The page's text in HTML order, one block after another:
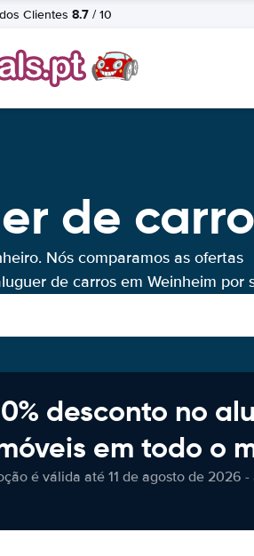
Clientes 8.7 / 10
de
Nós comparamos as ofertas
de carros em Weinheim por
desconto no
em todo o
é válida até 11 de agosto de 2026